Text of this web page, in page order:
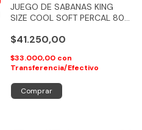
JUEGO DE SABANAS KING
SIZE COOL SOFT PERCAL 800
$41.250,00
$33.000,00 con
Transferencia/Efectivo
Comprar